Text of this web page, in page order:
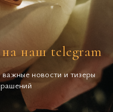
на наш telegram
новости и тизеры